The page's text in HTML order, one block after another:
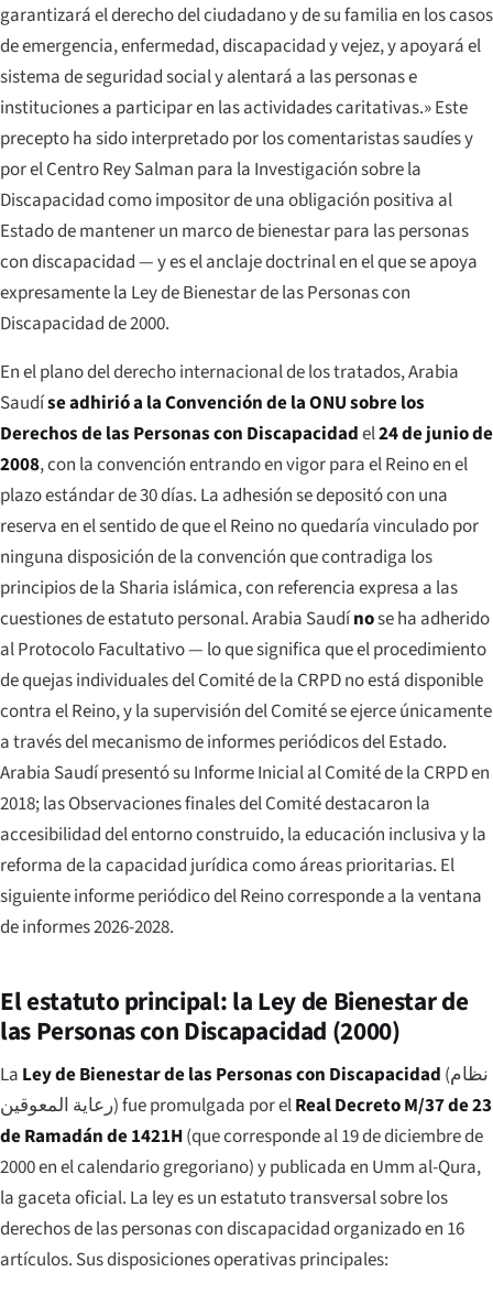
garantizará el derecho del ciudadano y de su familia en los casos
de emergencia, enfermedad, discapacidad y vejez, y apoyará el
sistema de seguridad social y alentará a las personas e
instituciones a participar en las actividades caritativas.»Este
precepto ha sido interpretado por los comentaristas saudíes y
por el Centro Rey Salman para la Investigación sobre la
Discapacidad como impositor de una obligación positiva al
Estado de mantener un marco de bienestar para las personas
con discapacidad — y es el anclaje doctrinal en el que se apoya
expresamente la Ley de Bienestar de las Personas con
Discapacidad de 2000.
En el plano del derecho internacional de los tratados, Arabia
Saudíse adhirió a la Convención de la ONU sobre los
Derechos de las Personas con Discapacidadel24 de junio de
2008, con la convención entrando en vigor para el Reino en el
plazo estándar de 30 días. La adhesión se depositó con una
reserva en el sentido de que el Reino no quedaría vinculado por
ninguna disposición de la convención que contradiga los
principios de la Sharia islámica, con referencia expresa a las
cuestiones de estatuto personal. Arabia Saudínose ha adherido
al Protocolo Facultativo — lo que significa que el procedimiento
de quejas individuales del Comité de la CRPD no está disponible
contra el Reino, y la supervisión del Comité se ejerce únicamente
a través del mecanismo de informes periódicos del Estado.
Arabia Saudí presentó su Informe Inicial al Comité de la CRPD en
2018; las Observaciones finales del Comité destacaron la
accesibilidad del entorno construido, la educación inclusiva y la
reforma de la capacidad jurídica como áreas prioritarias. El
siguiente informe periódico del Reino corresponde a la ventana
de informes 2026-2028.
El estatuto principal: la Ley de Bienestar de
las Personas con Discapacidad (2000)
La Ley de Bienestar de las Personas con Discapacidad (نظام
رعاية المعوقين) fue promulgada por elReal Decreto M/37 de 23
de Ramadán de 1421H(que corresponde al 19 de diciembre de
2000 en el calendario gregoriano) y publicada en Umm al-Qura,
la gaceta oficial. La ley es un estatuto transversal sobre los
derechos de las personas con discapacidad organizado en 16
artículos. Sus disposiciones operativas principales: